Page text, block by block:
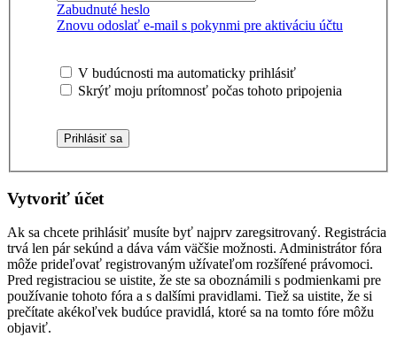
Zabudnuté heslo
Znovu odoslať e-mail s pokynmi pre aktiváciu účtu
V budúcnosti ma automaticky prihlásiť
Skrýť moju prítomnosť počas tohoto pripojenia
Vytvoriť účet
Ak sa chcete prihlásiť musíte byť najprv zaregsitrovaný. Registrácia
trvá len pár sekúnd a dáva vám väčšie možnosti. Administrátor fóra
môže prideľovať registrovaným užívateľom rozšířené právomoci.
Pred registraciou se uistite, že ste sa oboznámili s podmienkami pre
používanie tohoto fóra a s dalšími pravidlami. Tiež sa uistite, že si
prečítate akékoľvek budúce pravidlá, ktoré sa na tomto fóre môžu
objaviť.